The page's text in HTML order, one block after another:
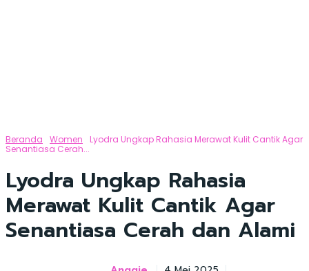
Beranda Women
Lyodra Ungkap Rahasia Merawat Kulit Cantik Agar
Senantiasa Cerah...
Lyodra Ungkap Rahasia
Merawat Kulit Cantik Agar
Senantiasa Cerah dan Alami